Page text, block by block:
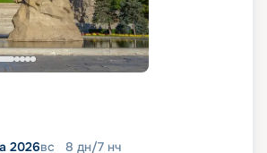
2026вс 8 дн/7 нч